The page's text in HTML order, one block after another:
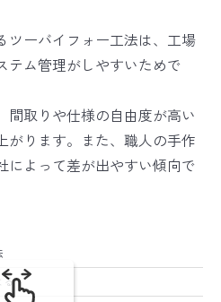
ツーバイフォー工法は、工場
テム管理がしやすいためで
間取りや仕様の自由度が高い
がります。また、職人の手作
によって差が出やすい傾向で
る